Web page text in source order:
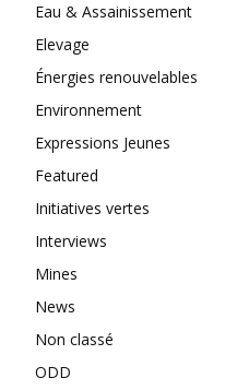
Eau & Assainissement
Elevage
Énergies renouvelables
Environnement
Expressions Jeunes
Featured
Initiatives vertes
Interviews
Mines
News
Non classé
ODD